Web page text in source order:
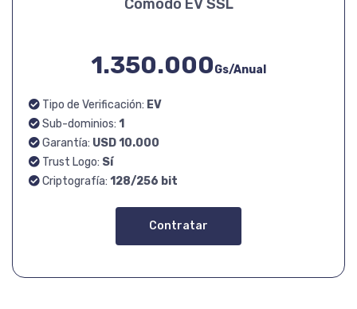
Comodo EV SSL
1.350.000Gs/Anual
Tipo de Verificación: EV
Sub-dominios: 1
Garantía: USD 10.000
Trust Logo: Sí
Criptografía: 128/256 bit
Contratar